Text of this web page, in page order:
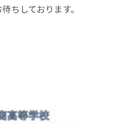
ちしております。